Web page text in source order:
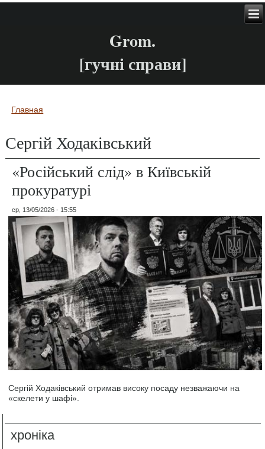
Grom.
[гучні справи]
Вы здесь
Главная
Сергій Ходаківський
«Російський слід» в Київській
прокуратурі
ср, 13/05/2026 - 15:55
Сергій Ходаківський отримав високу посаду незважаючи на
«скелети у шафі».
хроніка